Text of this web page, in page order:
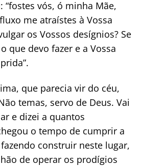
“fostes vós, ó minha Mãe,
me atraístes à Vossa
os Vossos desígnios? Se
que devo fazer e a Vossa
que parecia vir do céu,
temas, servo de Deus. Vai
e dizei a quantos
o tempo de cumprir a
construir neste lugar,
de operar os prodígios